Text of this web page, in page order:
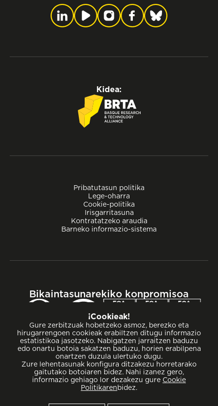
Pribatutasun politika
Lege-oharra
Cookie-politika
Irisgarritasuna
Kontratatzeko araudia
Barneko informazio-sistema
Kidea:
Bikaintasunarekiko konpromisoa
¡Cookieak!
Gure zerbitzuak hobetzeko asmoz, berezko eta
hirugarrengoen cookieak erabiltzen ditugu informazio
estatistikoa jasotzeko. Nabigatzen jarraitzen baduzu
edo onartu botoia sakatzen baduzu, horien erabilpena
onartzen duzula ulertuko dugu.
Zure lehentasunak konfigura ditzakezu horretarako
gaitutako botoiaren bidez. Nahi izanez gero,
informazio gehiago lor dezakezu gure Cookie
Politikarenbidez.